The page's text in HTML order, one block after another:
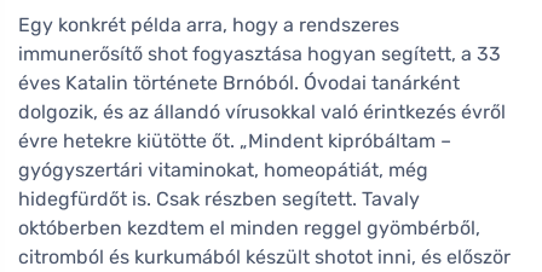
Egy konkrét példa arra, hogy a rendszeres
immunerősítő shot fogyasztása hogyan segített, a 33
éves Katalin története Brnóból. Óvodai tanárként
dolgozik, és az állandó vírusokkal való érintkezés évről
évre hetekre kiütötte őt. „Mindent kipróbáltam –
gyógyszertári vitaminokat, homeopátiát, még
hidegfürdőt is. Csak részben segített. Tavaly
októberben kezdtem el minden reggel gyömbérből,
citromból és kurkumából készült shotot inni, és először